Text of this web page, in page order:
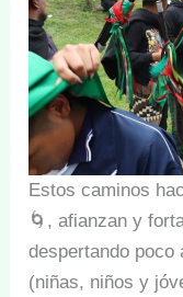
Estos caminos
🌀, afianzan y
despertando poco
(niñas, niños y